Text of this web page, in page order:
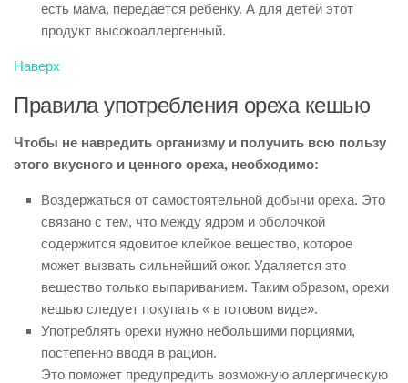
есть мама, передается ребенку. А для детей этот
продукт высокоаллергенный.
Наверх
Правила употребления ореха кешью
Чтобы не навредить организму и получить всю пользу
этого вкусного и ценного ореха, необходимо:
Воздержаться от самостоятельной добычи ореха. Это
связано с тем, что между ядром и оболочкой
содержится ядовитое клейкое вещество, которое
может вызвать сильнейший ожог. Удаляется это
вещество только выпариванием. Таким образом, орехи
кешью следует покупать « в готовом виде».
Употреблять орехи нужно небольшими порциями,
постепенно вводя в рацион.
Это поможет предупредить возможную аллергическую